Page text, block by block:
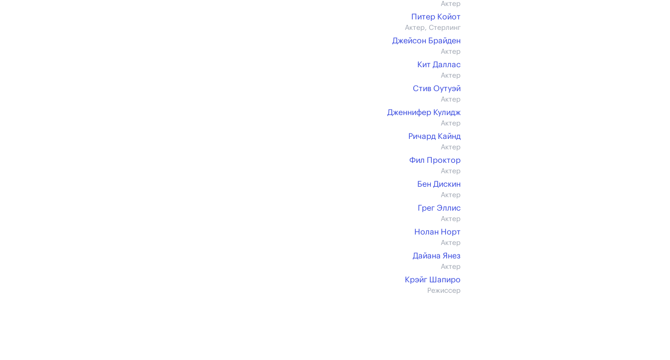
Актер
Питер Койот
Актер, Стерлинг
Джейсон Брайден
Актер
Кит Даллас
Актер
Стив Оутуэй
Актер
Дженнифер Кулидж
Актер
Ричард Кайнд
Актер
Фил Проктор
Актер
Бен Дискин
Актер
Грег Эллис
Актер
Нолан Норт
Актер
Дайана Янез
Актер
Крэйг Шапиро
Режиссер